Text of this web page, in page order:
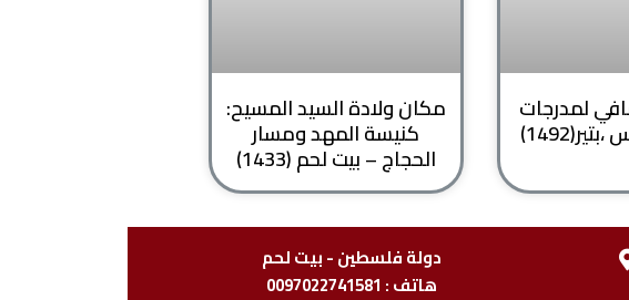
لمدرجات مكان ولادة السيد المسيح:
كنيسة المهد ومسار
الحجاج – بيت لحم (1433)
دولة فلسطين - بيت لحم
هاتف : 0097022741581